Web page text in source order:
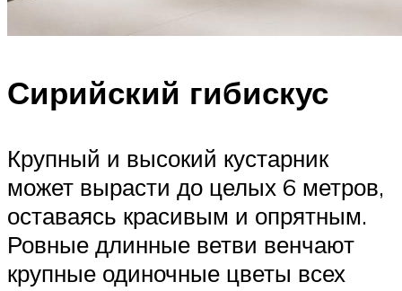
Сирийский гибискус
Крупный и высокий кустарник
может вырасти до целых 6 метров,
оставаясь красивым и опрятным.
Ровные длинные ветви венчают
крупные одиночные цветы всех